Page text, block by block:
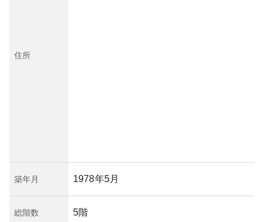
住所
築年月 1978年5月
総階数 5階